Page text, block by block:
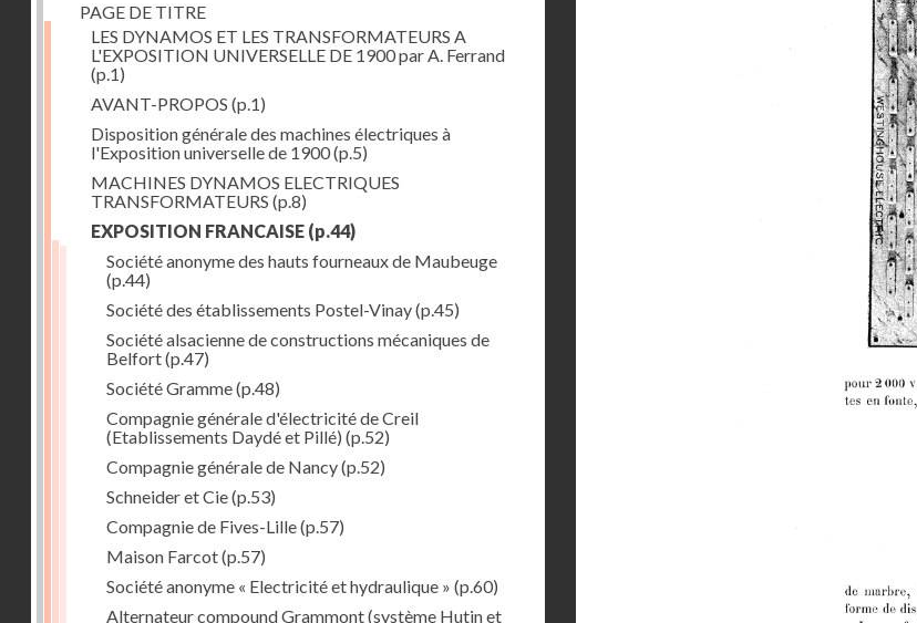
PAGE DE TITRE
LES DYNAMOS ET LES TRANSFORMATEURS A
L'EXPOSITION UNIVERSELLE DE 1900 par A. Ferrand
(p.1)
AVANT-PROPOS (p.1)
Disposition générale des machines électriques à
l'Exposition universelle de 1900(p.5)
MACHINES DYNAMOS ELECTRIQUES
TRANSFORMATEURS (p.8)
EXPOSITION FRANCAISE (p.44)
Société anonyme des hauts fourneaux de Maubeuge
(p.44)
Société des établissements Postel-Vinay(p.45)
Société alsacienne de constructions mécaniques de
Belfort(p.47)
Société Gramme(p.48)
Compagnie générale d'électricité de Creil
(Etablissements Daydé et Pillé) (p.52)
Compagnie générale de Nancy(p.52)
Schneider et Cie(p.53)
Compagnie de Fives-Lille(p.57)
Maison Farcot(p.57)
Société anonyme « Electricité et hydraulique » (p.60)
Alternateur compound Grammont (système Hutin et